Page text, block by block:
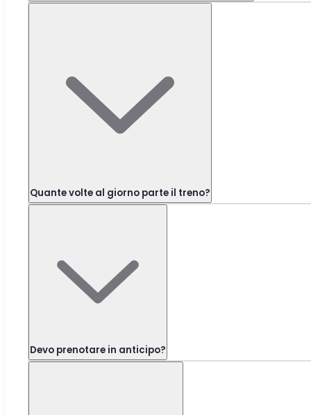
Quante volte al giorno parte il treno?
Devo prenotare in anticipo?